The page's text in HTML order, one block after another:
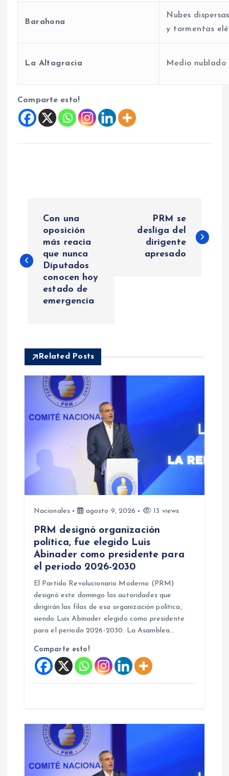
Barahona
Nubes
y tormentas
La Altagracia Medio nublado
Comparte esto!
v
c
e
Con una
oposición
más reacia
que nunca
Diputados
conocen hoy
estado de
emergencia
PRM se
desliga del
dirigente
apresado
Related Posts
Nacionales agosto 9, 2026 13 views
PRM designó organización
política, fue elegido Luis
Abinader como presidente para
el periodo 2026-2030
El Partido Revolucionario Moderno (PRM)
designó este domingo las autoridades que
dirigirán las filas de esa organización política,
siendo Luis Abinader elegido como presidente
para el periodo 2026-2030. La Asamblea…
Comparte esto!